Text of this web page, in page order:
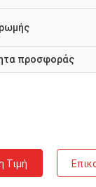
προσφοράς
Τιμή